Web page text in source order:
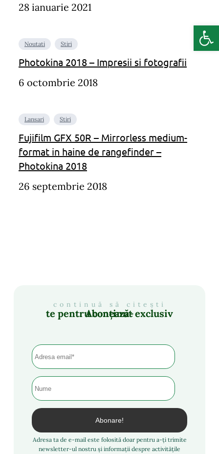
28 ianuarie 2021
Noutati Stiri
Photokina 2018 – Impresii si fotografii
6 octombrie 2018
Lansari Stiri
Fujifilm GFX 50R – Mirrorless medium-
format in haine de rangefinder –
Photokina 2018
26 septembrie 2018
continuă să citești
Abonează-te pentru conținut exclusiv
Adresa ta de e-mail este folosită doar pentru a-ți trimite
newsletter-ul nostru și informații despre activitățile